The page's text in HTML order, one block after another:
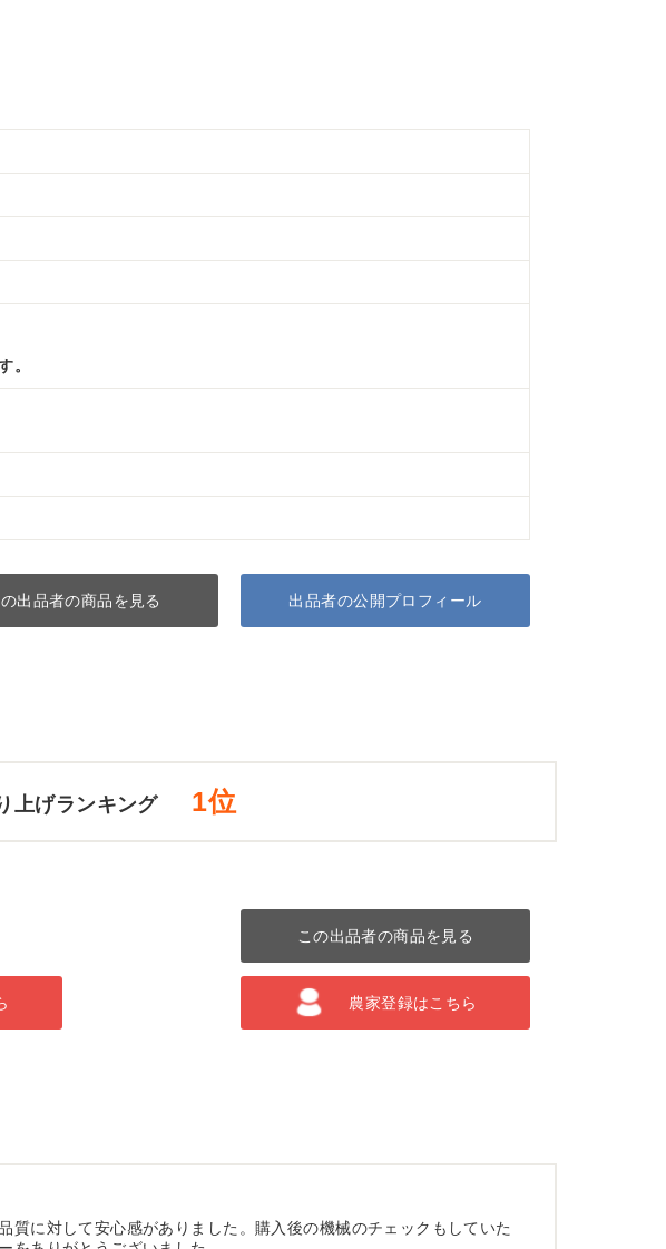
。
出品者の商品を見る 出品者の公開プロフィール
上げランキング 1位
この出品者の商品を見る
農家登録はこちら
に対して安心感がありました。購入後の機械のチェックもしていた